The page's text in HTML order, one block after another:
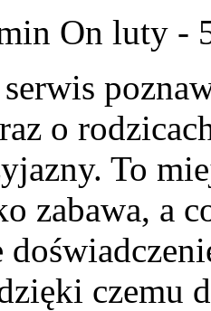
On luty -
o
To
zabawa, a
czemu